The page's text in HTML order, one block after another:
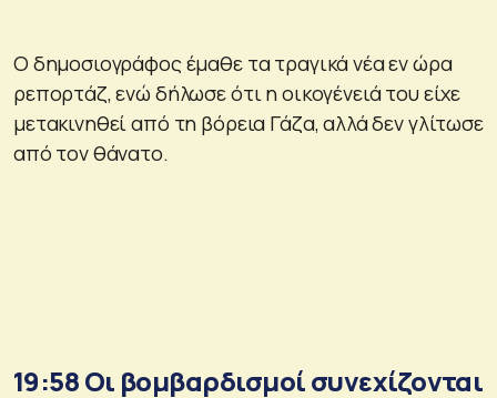
Ο δημοσιογράφος έμαθε τα τραγικά νέα εν ώρα
ρεπορτάζ, ενώ δήλωσε ότι η οικογένειά του είχε
μετακινηθεί από τη βόρεια Γάζα, αλλά δεν γλίτωσε
από τον θάνατο.
19:58 Οι βομβαρδισμοί συνεχίζονται